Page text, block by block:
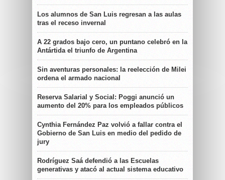
Los alumnos de San Luis regresan a las aulas
tras el receso invernal
A 22 grados bajo cero, un puntano celebró en la
Antártida el triunfo de Argentina
Sin aventuras personales: la reelección de Milei
ordena el armado nacional
Reserva Salarial y Social: Poggi anunció un
aumento del 20% para los empleados públicos
Cynthia Fernández Paz volvió a fallar contra el
Gobierno de San Luis en medio del pedido de
jury
Rodríguez Saá defendió a las Escuelas
generativas y atacó al actual sistema educativo